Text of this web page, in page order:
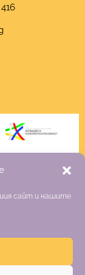
сайт и нашите